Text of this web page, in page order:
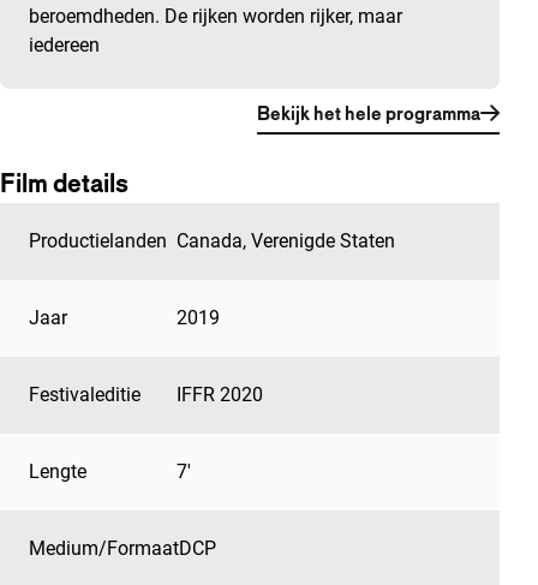
beroemdheden. De rijken worden rijker, maar
iedereen
Bekijk het hele programma
Film details
Productielanden Canada, Verenigde Staten
Jaar 2019
Festivaleditie IFFR 2020
Lengte 7'
Medium/FormaatDCP